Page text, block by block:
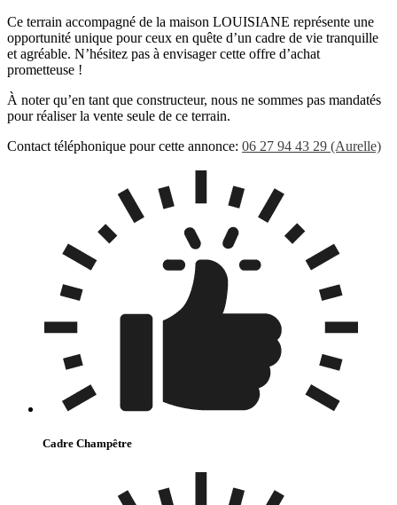
Ce terrain accompagné de la maison LOUISIANE représente une
opportunité unique pour ceux en quête d’un cadre de vie tranquille
et agréable. N’hésitez pas à envisager cette offre d’achat
prometteuse !
À noter qu’en tant que constructeur, nous ne sommes pas mandatés
pour réaliser la vente seule de ce terrain.
Contact téléphonique pour cette annonce: 06 27 94 43 29 (Aurelle)
Cadre Champêtre